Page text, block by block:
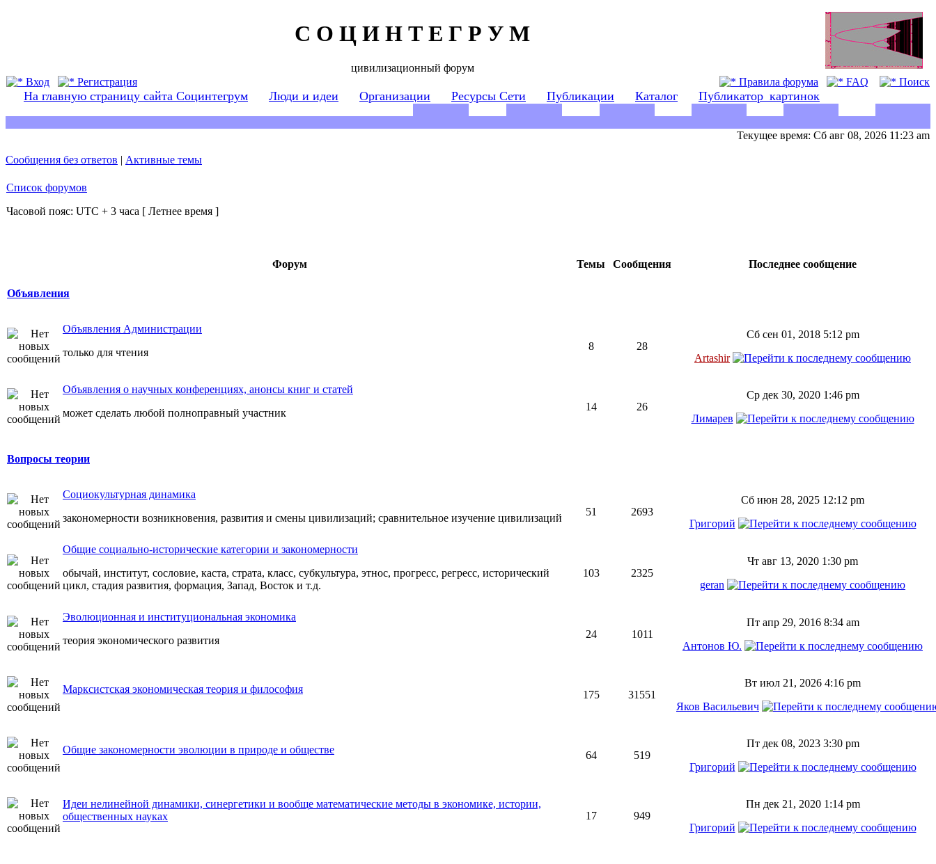
С О Ц И Н Т Е Г Р У М
цивилизационный форум
Вход
Регистрация Правила форума FAQ Поиск
На главную страницу сайта Социнтегрум Люди и идеи Организации Ресурсы Сети Публикации Каталог Публикатор_картинок
Текущее время: Сб авг 08, 2026 11:23 am
Сообщения без ответов | Активные темы
Список форумов
Часовой пояс: UTC + 3 часа [ Летнее время ]
Форум Темы Сообщения Последнее сообщение
Объявления
Объявления Администрации
только для чтения
8 28
Сб сен 01, 2018 5:12 pm
Artashir
Объявления о научных конференциях, анонсы книг и статей
может сделать любой полноправный участник
14 26
Ср дек 30, 2020 1:46 pm
Лимарев
Вопросы теории
Социокультурная динамика
закономерности возникновения, развития и смены цивилизаций; сравнительное изучение цивилизаций
51 2693
Сб июн 28, 2025 12:12 pm
Григорий
Общие социально-исторические категории и закономерности
обычай, институт, сословие, каста, страта, класс, субкультура, этнос, прогресс, регресс, исторический
цикл, стадия развития, формация, Запад, Восток и т.д.
103 2325
Чт авг 13, 2020 1:30 pm
geran
Эволюционная и институциональная экономика
теория экономического развития
24 1011
Пт апр 29, 2016 8:34 am
Антонов Ю.
Марксистская экономическая теория и философия 175 31551
Вт июл 21, 2026 4:16 pm
Яков Васильевич
Общие закономерности эволюции в природе и обществе 64 519
Пт дек 08, 2023 3:30 pm
Григорий
Идеи нелинейной динамики, синергетики и вообще математические методы в экономике, истории,
общественных науках
17 949
Пн дек 21, 2020 1:14 pm
Григорий